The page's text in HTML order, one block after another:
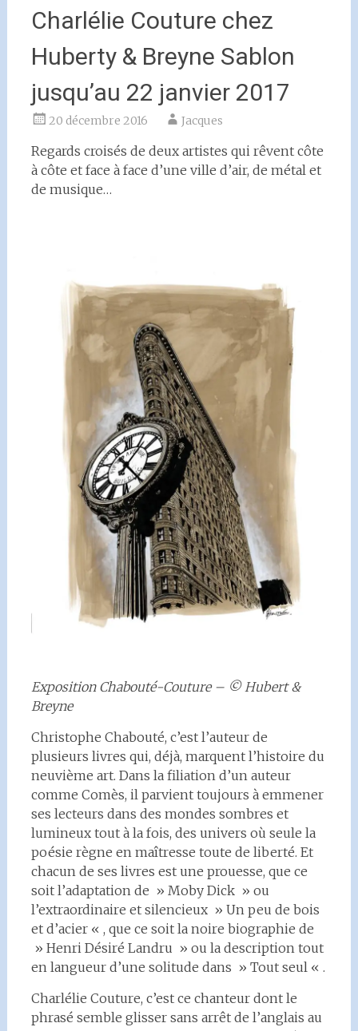
Charlélie Couture chez
Huberty & Breyne Sablon
jusqu’au 22 janvier 2017
20 décembre 2016 Jacques
Regards croisés de deux artistes qui rêvent côte
à côte et face à face d’une ville d’air, de métal et
de musique…
Exposition Chabouté-Couture – © Hubert &
Breyne
Christophe Chabouté, c’est l’auteur de
plusieurs livres qui, déjà, marquent l’histoire du
neuvième art. Dans la filiation d’un auteur
comme Comès, il parvient toujours à emmener
ses lecteurs dans des mondes sombres et
lumineux tout à la fois, des univers où seule la
poésie règne en maîtresse toute de liberté. Et
chacun de ses livres est une prouesse, que ce
soit l’adaptation de » Moby Dick » ou
l’extraordinaire et silencieux » Un peu de bois
et d’acier « , que ce soit la noire biographie de
» Henri Désiré Landru » ou la description tout
en langueur d’une solitude dans » Tout seul « .
Charlélie Couture, c’est ce chanteur dont le
phrasé semble glisser sans arrêt de l’anglais au